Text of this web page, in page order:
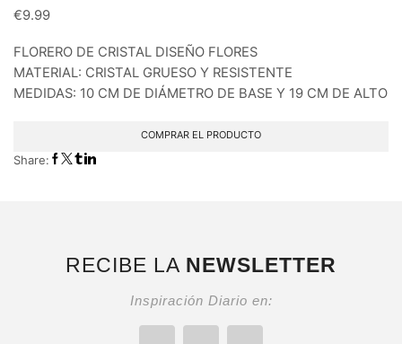
€9.99
FLORERO DE CRISTAL DISEÑO FLORES
MATERIAL: CRISTAL GRUESO Y RESISTENTE
MEDIDAS: 10 CM DE DIÁMETRO DE BASE Y 19 CM DE ALTO
COMPRAR EL PRODUCTO
Share:
RECIBE LA NEWSLETTER
Inspiración Diario en: